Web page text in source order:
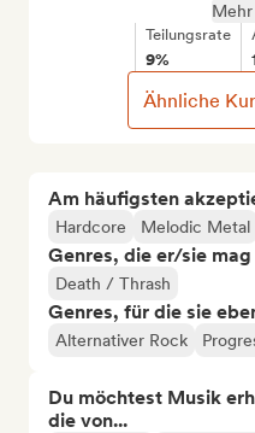
Am häufigsten
Hardcore Melodic Metal
Genres, die er/sie mag
Death / Thrash
Genres, für die sie
Alternativer Rock
Du möchtest Musik
die von...
Mehr
Teilungsrate
9%
Ähnliche